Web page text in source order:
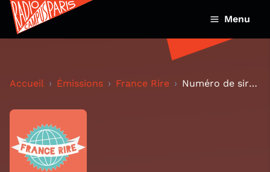
Menu
Accueil Émissions France Rire Numéro de sirène